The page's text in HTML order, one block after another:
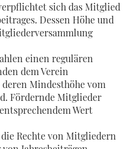
sich das Mitglied
Dessen Höhe und
einen regulären
dem Verein
Mindesthöhe vom
Fördernde Mitglieder
Wert
Rechte von Mitgliedern